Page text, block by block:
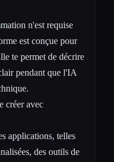
n'est requise
est conçue pour
te permet de décrire
pendant que l'IA
créer avec
applications, telles
des outils de